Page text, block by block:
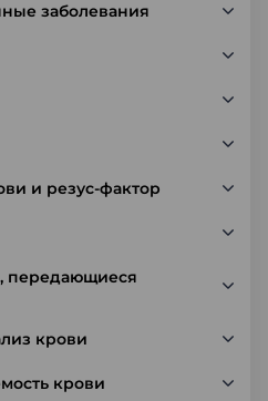
заболевания
и резус-фактор
передающиеся
крови
крови